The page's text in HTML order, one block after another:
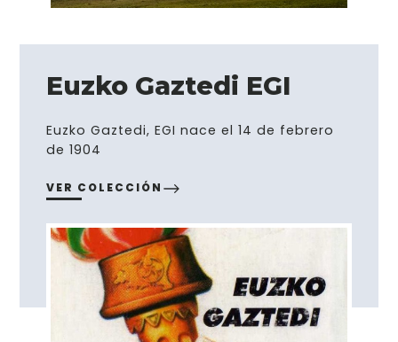
Euzko Gaztedi EGI
Euzko Gaztedi, EGI nace el 14 de febrero
de 1904
VER COLECCIÓN